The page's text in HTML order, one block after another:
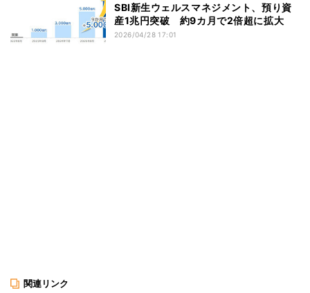
SBI新生ウェルスマネジメント、預り資
産1兆円突破 約9カ月で2倍超に拡大
2026/04/28 17:01
関連リンク